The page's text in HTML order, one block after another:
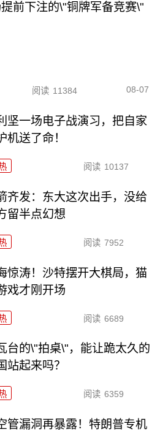
前下注的\"铜牌军备竞赛\"
阅读 11384 08-07
坚一场电子战演习，把自家
机送了命！
阅读 10137
齐发：东大这次出手，没给
留半点幻想
阅读 7952
惊涛！沙特摆开大棋局，猫
戏才刚开场
阅读 6689
台的\"拍桌\"，能让跪太久的
站起来吗？
阅读 6359
管漏洞再暴露！特朗普专机